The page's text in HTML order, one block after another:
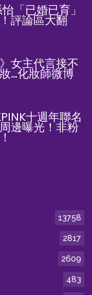
「已婚已育」
評論區大翻
女主代言接不
…化妝師微博
十週年聯名
邊曝光！非粉
13758
2817
2609
483